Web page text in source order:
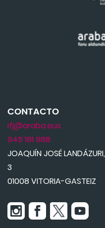
CONTACTO
ifj@araba.eus
945 181 988
JOAQUÍN JOSÉ LANDÁZURI,
3
01008 VITORIA-GASTEIZ